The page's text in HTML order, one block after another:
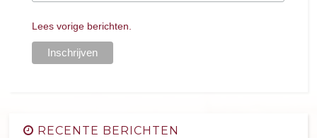
Lees vorige berichten.
RECENTE BERICHTEN